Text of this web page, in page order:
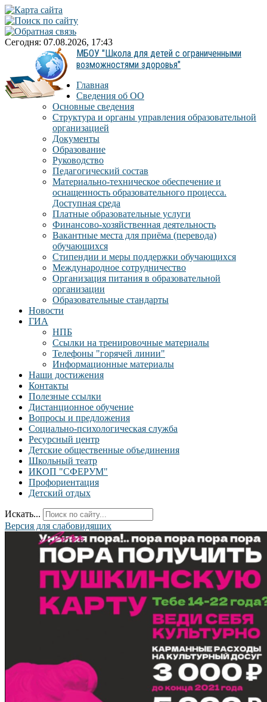
Сегодня: 07.08.2026, 17:43
МБОУ "Школа для детей с ограниченными
возможностями здоровья"
Главная
Сведения об ОО
Основные сведения
Структура и органы управления образовательной
организацией
Документы
Образование
Руководство
Педагогический состав
Материально-техническое обеспечение и
оснащенность образовательного процесса.
Доступная среда
Платные образовательные услуги
Финансово-хозяйственная деятельность
Вакантные места для приёма (перевода)
обучающихся
Стипендии и меры поддержки обучающихся
Международное сотрудничество
Организация питания в образовательной
организации
Образовательные стандарты
Новости
ГИА
НПБ
Ссылки на тренировочные материалы
Телефоны "горячей линии"
Информационные материалы
Наши достижения
Контакты
Полезные ссылки
Дистанционное обучение
Вопросы и предложения
Социально-психологическая служба
Ресурсный центр
Детские общественные объединения
Школьный театр
ИКОП "СФЕРУМ"
Профориентация
Детский отдых
Искать...
Версия для слабовидящих